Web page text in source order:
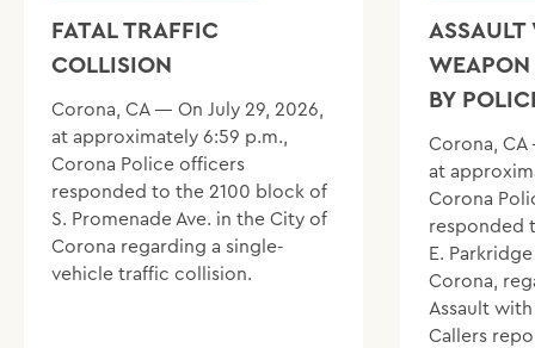
FATAL TRAFFIC
COLLISION
Corona, CA — On July 29, 2026,
at approximately 6:59 p.m.,
Corona Police officers
responded to the 2100 block of
S. Promenade Ave. in the City of
Corona regarding a single-
vehicle traffic collision.
WEAPON
BY
Corona, CA
at
Corona
responded
E.
Corona,
Assault
Callers